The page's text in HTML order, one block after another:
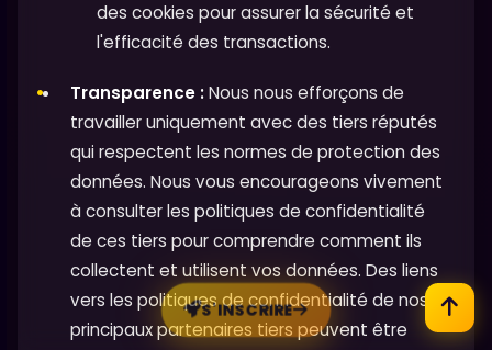
des cookies pour assurer la sécurité et
l'efficacité des transactions.
Transparence :Nous nous efforçons de
travailler uniquement avec des tiers réputés
qui respectent les normes de protection des
données. Nous vous encourageons vivement
à consulter les politiques de confidentialité
de ces tiers pour comprendre comment ils
collectent et utilisent vos données. Des liens
vers les politiques de confidentialité de nos
principaux partenaires tiers peuvent être
S'INSCRIRE